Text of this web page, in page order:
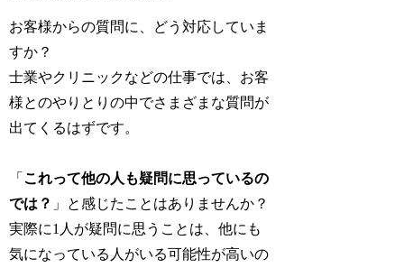
お客様からの質問に、どう対応していま
すか？
士業やクリニックなどの仕事では、お客
様とのやりとりの中でさまざまな質問が
出てくるはずです。
「 これって他の人も疑問に思っているの
では？ 」と感じたことはありませんか？
実際に1人が疑問に思うことは、他にも
気になっている人がいる可能性が高いの